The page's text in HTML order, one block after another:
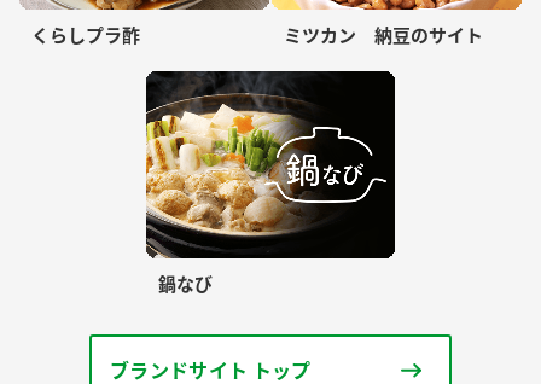
くらしプラ酢 ミツカン 納豆のサイト
鍋なび
ブランドサイト トップ